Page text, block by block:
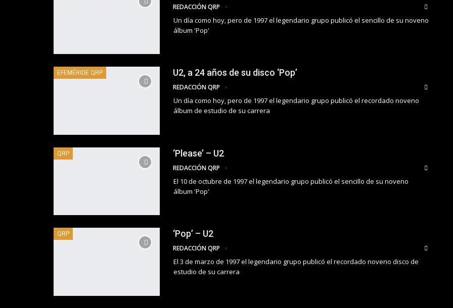
REDACCIÓN QRP
Un día como hoy, pero de 1997 el legendario grupo publicó el sencillo de su noveno
álbum 'Pop'
EFEMÉRIDE QRP U2, a 24 años de su disco ‘Pop’
REDACCIÓN QRP
Un día como hoy, pero de 1997 el legendario grupo publicó el recordado noveno
álbum de estudio de su carrera
QRP ‘Please’ – U2
REDACCIÓN QRP
El 10 de octubre de 1997 el legendario grupo publicó el sencillo de su noveno
álbum 'Pop'
QRP ‘Pop’ – U2
REDACCIÓN QRP
El 3 de marzo de 1997 el legendario grupo publicó el recordado noveno disco de
estudio de su carrera